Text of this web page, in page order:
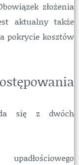
złożenia
aktualny także
pokrycie kosztów
się z dwóch